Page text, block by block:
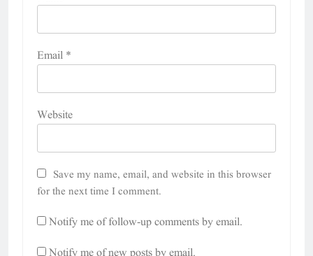
Email *
Website
Save my name, email, and website in this browser
for the next time I comment.
Notify me of follow-up comments by email.
Notify me of new posts by email.